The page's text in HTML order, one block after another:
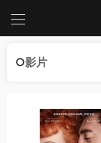
影片